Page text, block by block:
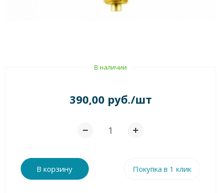
В наличии
390,00 руб./шт
В корзину Покупка в 1 клик